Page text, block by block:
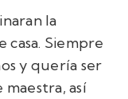
la
casa. Siempre
y quería ser
así